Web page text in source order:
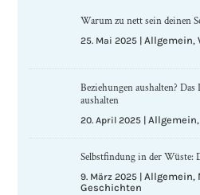
Warum zu nett sein deinen
25. Mai 2025 |Allgemein,
Beziehungen aushalten?
aushalten
20. April 2025 |Allgemein
Selbstfindung in der Wüste:
9. März 2025 |Allgemein,
Geschichten